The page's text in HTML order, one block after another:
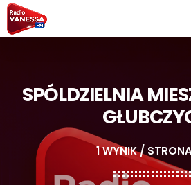
SPÓLDZIELNIA
1 WYNIK / STRONA